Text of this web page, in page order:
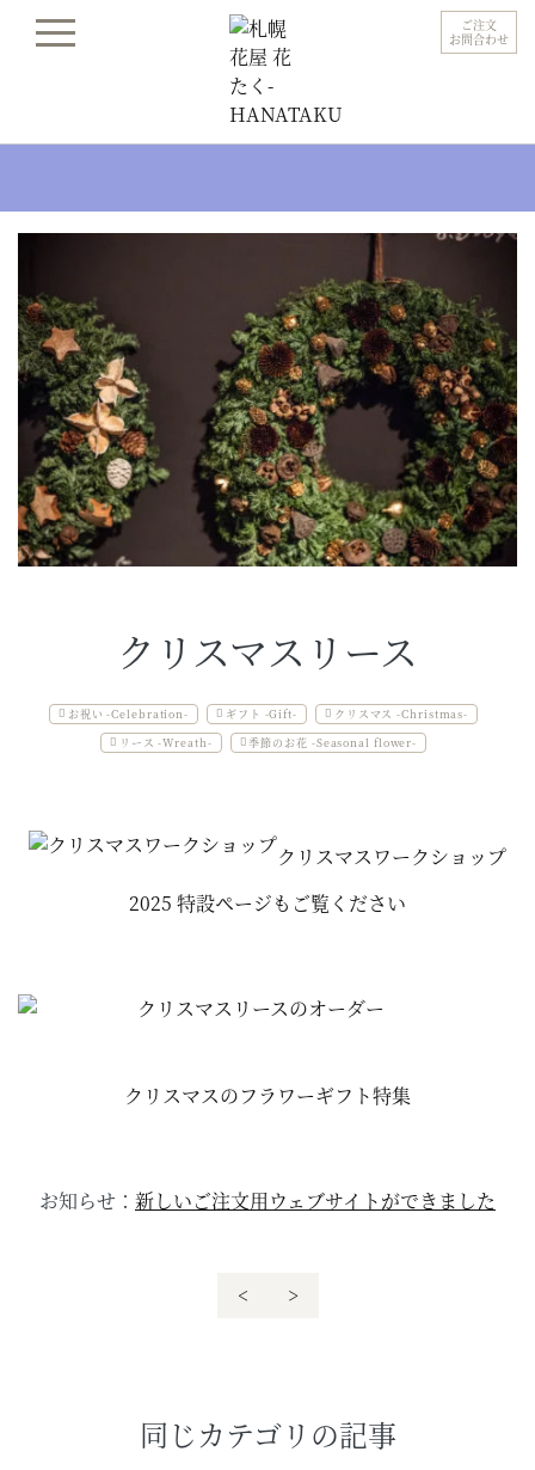
ご注文
お問合わせ
クリスマスリース
お祝い -Celebration- ギフト -Gift-
クリスマス -Christmas-
リース -Wreath-
季節のお花 -Seasonal flower-
クリスマスワークショップ
2025 特設ページもご覧ください
クリスマスのフラワーギフト特集
お知らせ： 新しいご注文用ウェブサイトができました
< >
同じカテゴリの記事